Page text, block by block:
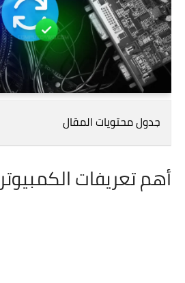
جدول محتويات المقال
أهم تعريفات الكمبيوتر